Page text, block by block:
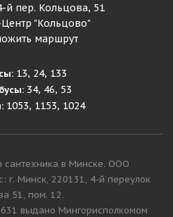
й пер. Кольцова, 51
"Кольцово"
маршрут
13, 24, 133
34, 46, 53
1053, 1153, 1024
сантехника в Минске. ООО
г. Минск, 220131, 4-й переулок
51, пом. 12.
выдано Мингорисполкомом